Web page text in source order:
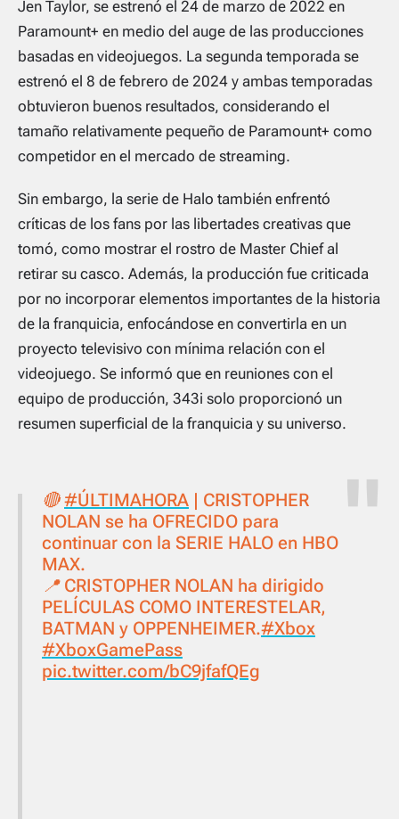
Jen Taylor, se estrenó el 24 de marzo de 2022 en
Paramount+ en medio del auge de las producciones
basadas en videojuegos. La segunda temporada se
estrenó el 8 de febrero de 2024 y ambas temporadas
obtuvieron buenos resultados, considerando el
tamaño relativamente pequeño de Paramount+ como
competidor en el mercado de streaming.
Sin embargo, la serie de Halo también enfrentó
críticas de los fans por las libertades creativas que
tomó, como mostrar el rostro de Master Chief al
retirar su casco. Además, la producción fue criticada
por no incorporar elementos importantes de la historia
de la franquicia, enfocándose en convertirla en un
proyecto televisivo con mínima relación con el
videojuego. Se informó que en reuniones con el
equipo de producción, 343i solo proporcionó un
resumen superficial de la franquicia y su universo.
🔴#ÚLTIMAHORA | CRISTOPHER
NOLAN se ha OFRECIDO para
continuar con la SERIE HALO en HBO
MAX.
📍 CRISTOPHER NOLAN ha dirigido
PELÍCULAS COMO INTERESTELAR,
BATMAN y OPPENHEIMER.#Xbox
#XboxGamePass
pic.twitter.com/bC9jfafQEg